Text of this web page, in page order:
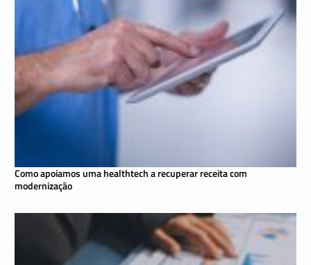
Como apoiamos uma healthtech a recuperar receita com
modernização